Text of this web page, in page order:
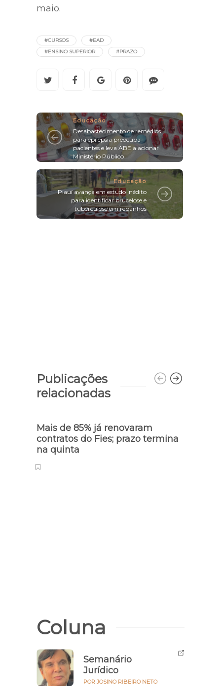
maio.
#CURSOS
#EAD
#ENSINO SUPERIOR
#PRAZO
Educação
Desabastecimento de remédios
para epilepsia preocupa
pacientes e leva ABE a acionar
Ministério Público
Educação
Piauí avança em estudo inédito
para identificar brucelose e
tuberculose em rebanhos
Publicações
relacionadas
Mais de 85% já renovaram
contratos do Fies; prazo termina
na quinta
Coluna
Semanário
Jurídico
POR JOSINO RIBEIRO NETO